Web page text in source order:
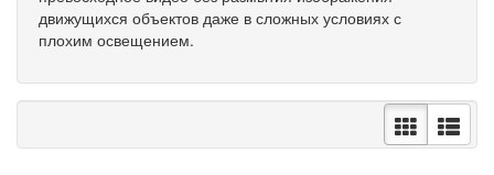
движущихся объектов даже в сложных условиях с
плохим освещением.